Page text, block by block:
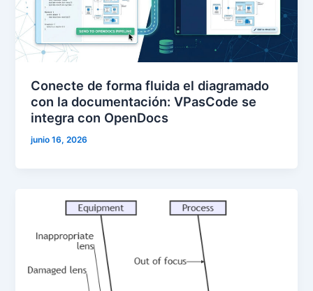
Conecte de forma fluida el diagramado
con la documentación: VPasCode se
integra con OpenDocs
junio 16, 2026